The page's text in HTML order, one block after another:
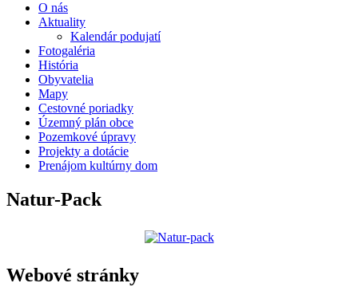
O nás
Aktuality
Kalendár podujatí
Fotogaléria
História
Obyvatelia
Mapy
Cestovné poriadky
Územný plán obce
Pozemkové úpravy
Projekty a dotácie
Prenájom kultúrny dom
Natur-Pack
Webové stránky